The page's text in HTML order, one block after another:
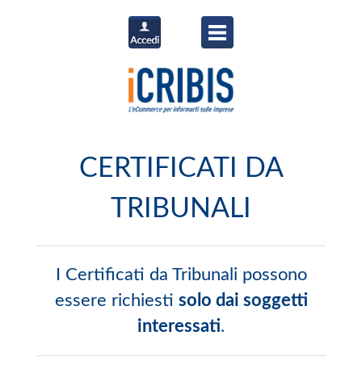
CERTIFICATI DA
TRIBUNALI
I Certificati da Tribunali possono
essere richiesti solo dai soggetti
interessati.